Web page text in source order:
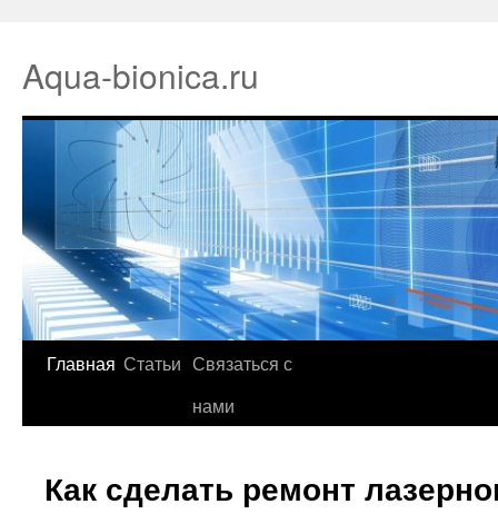
Aqua-bionica.ru
Главная Статьи Связаться с
нами
Как сделать ремонт